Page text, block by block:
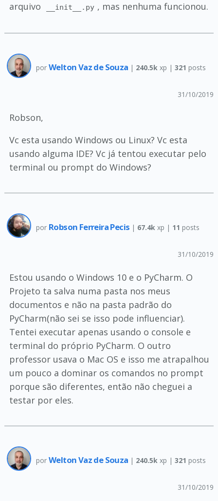
arquivo
__init__.py , mas nenhuma funcionou.
por Welton Vaz de Souza | 240.5k xp | 321 posts
31/10/2019
Robson,
Vc esta usando Windows ou Linux? Vc esta
usando alguma IDE? Vc já tentou executar pelo
terminal ou prompt do Windows?
por Robson Ferreira Pecis | 67.4k xp | 11 posts
31/10/2019
Estou usando o Windows 10 e o PyCharm. O
Projeto ta salva numa pasta nos meus
documentos e não na pasta padrão do
PyCharm(não sei se isso pode influenciar).
Tentei executar apenas usando o console e
terminal do próprio PyCharm. O outro
professor usava o Mac OS e isso me atrapalhou
um pouco a dominar os comandos no prompt
porque são diferentes, então não cheguei a
testar por eles.
por Welton Vaz de Souza | 240.5k xp | 321 posts
31/10/2019